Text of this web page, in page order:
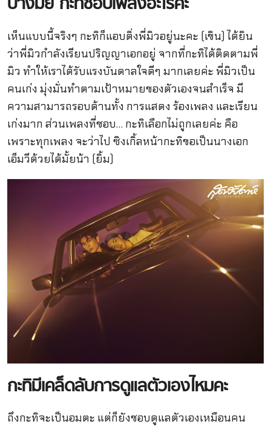
เห็นแบบนี้จริงๆ กะทิก็แอบติ่งพี่มิวอยู่นะคะ (เขิน) ได้ยิน
ว่าพี่มิวกำลังเรียนปริญญาเอกอยู่ จากที่กะทิได้ติดตามพี่
มิว ทำให้เราได้รับแรงบันดาลใจดีๆ มากเลยค่ะ พี่มิวเป็น
คนเก่ง มุ่งมั่นทำตามเป้าหมายของตัวเองจนสำเร็จ มี
ความสามารถรอบด้านทั้ง การแสดง ร้องเพลง และเรียน
เก่งมาก ส่วนเพลงที่ชอบ… กะทิเลือกไม่ถูกเลยค่ะ คือ
เพราะทุกเพลง จะว่าไป ซิงเกิ้ลหน้ากะทิขอเป็นนางเอก
เอ็มวีด้วยได้มั้ยน้า (ยิ้ม)
กะทิมีเคล็ดลับการดูแลตัวเองไหมคะ
ถึงกะทิจะเป็นอมตะ แต่ก็ยังชอบดูแลตัวเองเหมือนคน